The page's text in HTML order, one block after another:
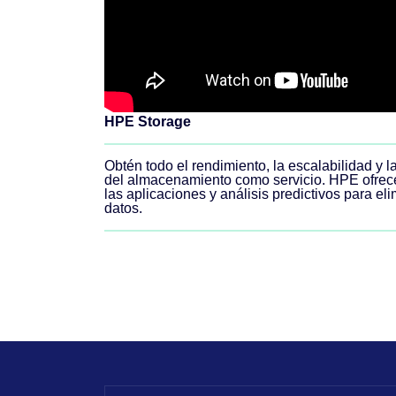
HPE Storage
Obtén todo el rendimiento, la escalabilidad y
del almacenamiento como servicio. HPE
las aplicaciones y análisis predictivos para
datos.